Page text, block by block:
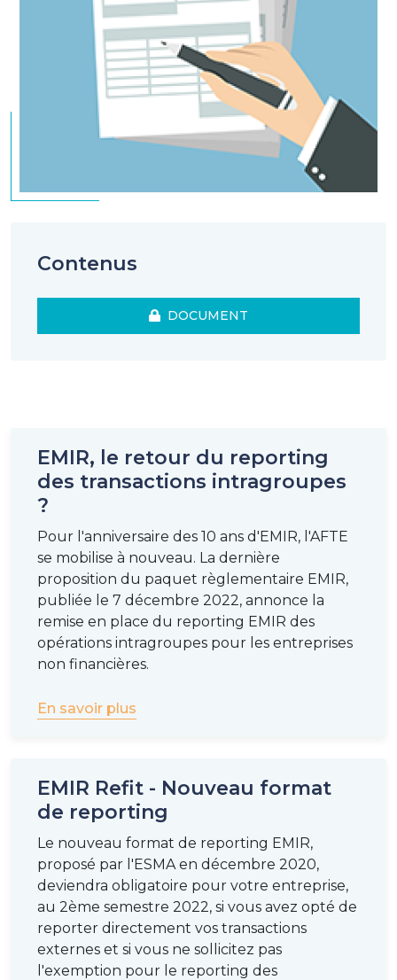
apporter une réponse aux préoccupations du régulateur d’une
supervision plus efficace des risques liés aux marchés dérivés de
l'énergie. Elle mettrait également fin à la possibilité pour les NFC de
déléguer le reporting, comme convenu dans EMIR Refit. Par ailleurs,
nous regrettons que ce changement de dernière minute introduit par
la Commission n'ait jamais fait l'objet d'une étude d'impact.
La commission "Conformité" de l'AFTE invite les
adhérents à consulter en détail la proposition de texte
Contenus
DOCUMENT
EMIR, le retour du reporting
des transactions intragroupes
?
Pour l'anniversaire des 10 ans d'EMIR, l'AFTE
se mobilise à nouveau. La dernière
proposition du paquet règlementaire EMIR,
publiée le 7 décembre 2022, annonce la
remise en place du reporting EMIR des
opérations intragroupes pour les entreprises
non financières.
En savoir plus
EMIR Refit - Nouveau format
de reporting
Le nouveau format de reporting EMIR,
proposé par l'ESMA en décembre 2020,
deviendra obligatoire pour votre entreprise,
au 2ème semestre 2022, si vous avez opté de
reporter directement vos transactions
externes et si vous ne sollicitez pas
l'exemption pour le reporting des